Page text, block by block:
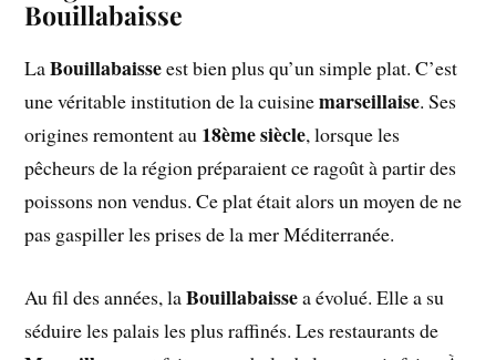
Bouillabaisse
LaBouillabaisseest bien plus qu’un simple plat. C’est
une véritable institution de la cuisinemarseillaise. Ses
origines remontent au 18ème siècle, lorsque les
pêcheurs de la région préparaient ce ragoût à partir des
poissons non vendus. Ce plat était alors un moyen de ne
pas gaspiller les prises de la mer Méditerranée.
Au fil des années, laBouillabaissea évolué. Elle a su
séduire les palais les plus raffinés. Les restaurants de